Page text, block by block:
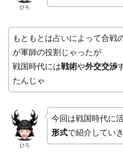
ひろ
もともとは占いによって合戦
が軍師の役割じゃったが
戦国時代には戦術や外交交渉
たんじゃ
ひろ
今回は戦国時代に
形式で紹介してい